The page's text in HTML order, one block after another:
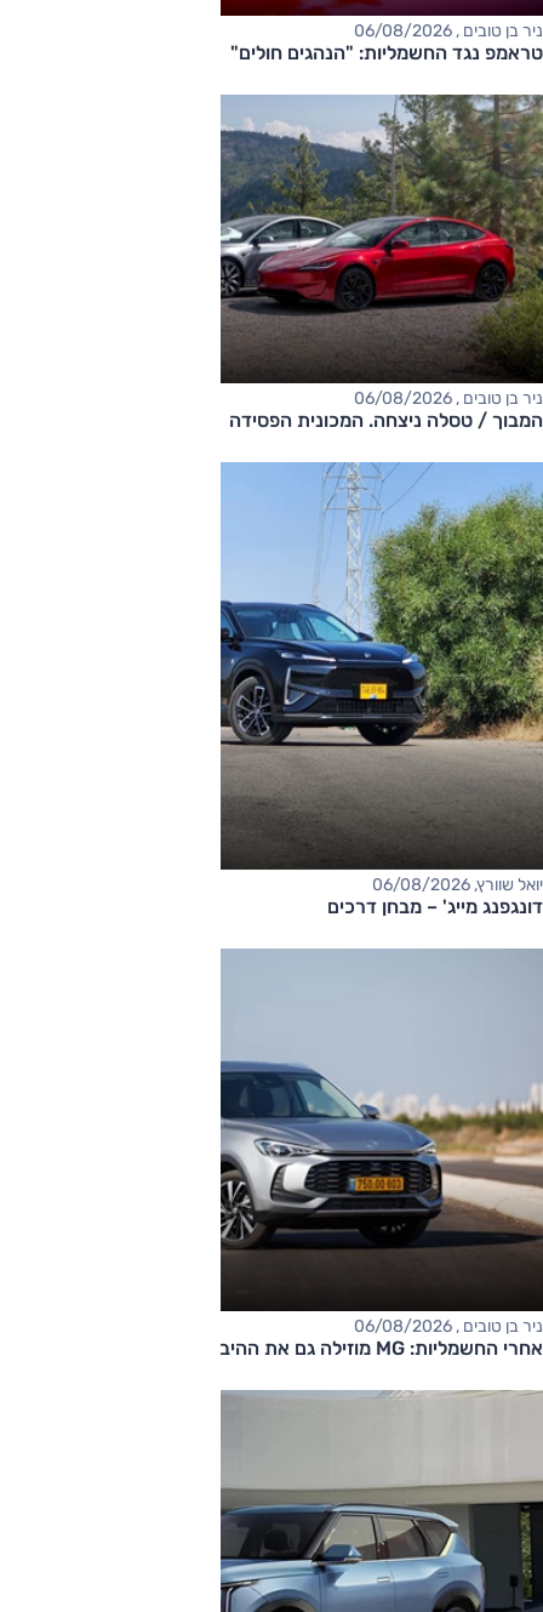
ניר בן טובים , 06/08/2026
טראמפ נגד החשמליות: "הנהגים חולים"
ניר בן טובים , 06/08/2026
המבוך / טסלה ניצחה. המכונית הפסידה
יואל שוורץ, 06/08/2026
דונגפנג מייג' – מבחן דרכים
ניר בן טובים , 06/08/2026
אחרי החשמליות: MG מוזילה גם את ההיברידיות